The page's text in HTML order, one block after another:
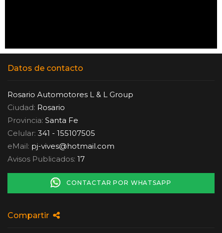
Datos de contacto
Rosario Automotores L & L Group
Ciudad: Rosario
Provincia: Santa Fe
Celular: 341 - 155107505
eMail: pj-vives@hotmail.com
Avisos Publicados: 17
CONTACTAR POR WHATSAPP
Compartir